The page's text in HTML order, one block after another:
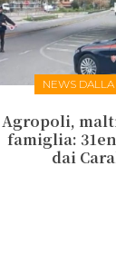
NEWS
Agropoli,
famiglia:
dai